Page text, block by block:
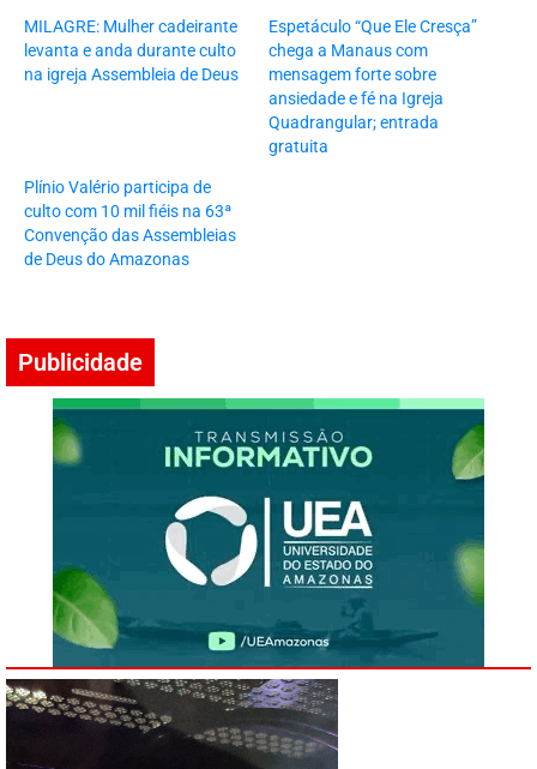
MILAGRE: Mulher cadeirante
levanta e anda durante culto
na igreja Assembleia de Deus
Espetáculo “Que Ele Cresça”
chega a Manaus com
mensagem forte sobre
ansiedade e fé na Igreja
Quadrangular; entrada
gratuita
Plínio Valério participa de
culto com 10 mil fiéis na 63ª
Convenção das Assembleias
de Deus do Amazonas
Publicidade